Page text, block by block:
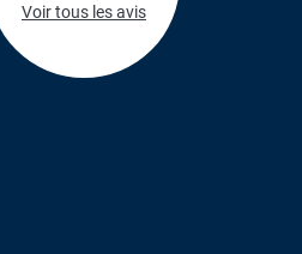
Voir tous les avis